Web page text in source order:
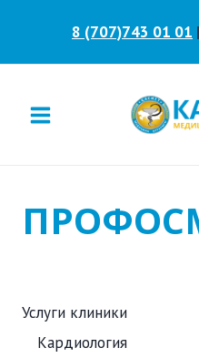
содержанию
8 (707)743 01 01 |
Услуги клиники
Кардиология